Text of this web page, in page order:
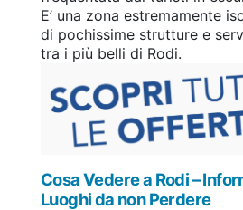
E’ una zona estremamente
di pochissime strutture e
tra i più belli di Rodi.
Cosa Vedere a Rodi –
Luoghi da non Perdere